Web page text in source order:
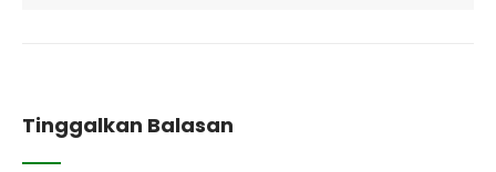
Tinggalkan Balasan